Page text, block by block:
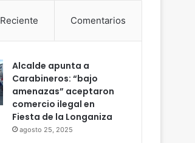
Reciente Comentarios
Alcalde apunta a
Carabineros: “bajo
amenazas” aceptaron
comercio ilegal en
Fiesta de la Longaniza
agosto 25, 2025